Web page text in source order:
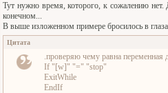
Тут нужно время, которого, к сожалению
конечном...
В выше изложенном примере бросилось в
Цитата
.проверяю чему равна переменная
If "[w]" "=" "stop"
ExitWhile
EndIf